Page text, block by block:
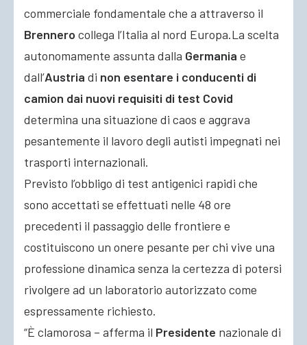
commerciale fondamentale che a attraverso il
Brennero collega l’Italia al nord Europa.La scelta
autonomamente assunta dalla Germania e
dall’Austria di non esentare i conducenti di
camion dai nuovi requisiti di test Covid
determina una situazione di caos e aggrava
pesantemente il lavoro degli autisti impegnati nei
trasporti internazionali.
Previsto l’obbligo di test antigenici rapidi che
sono accettati se effettuati nelle 48 ore
precedenti il passaggio delle frontiere e
costituiscono un onere pesante per chi vive una
professione dinamica senza la certezza di potersi
rivolgere ad un laboratorio autorizzato come
espressamente richiesto.
“È clamorosa – afferma il Presidente nazionale di